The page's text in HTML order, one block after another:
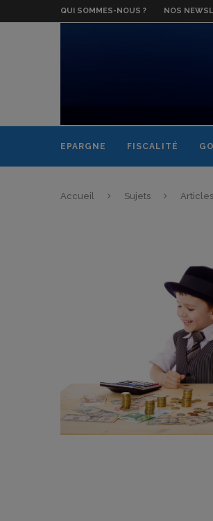
QUI SOMMES-NOUS ? NOS
EPARGNE FISCALITÉ
Accueil Sujets